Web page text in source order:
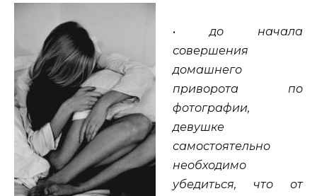
•до начала
совершения
домашнего
приворота по
фотографии,
девушке
самостоятельно
необходимо
убедиться, что от